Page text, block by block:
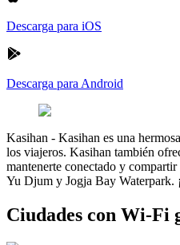
Descarga para iOS
Descarga para Android
Kasihan - Kasihan es una
los viajeros. Kasihan también
mantenerte conectado y
Yu Djum y Jogja Bay Waterpark.
Ciudades con Wi-Fi